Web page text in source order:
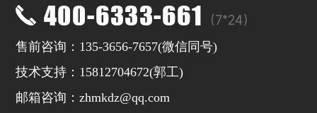
售前咨询：135-3656-7657(微信同号)
技术支持：15812704672(郭工)
邮箱咨询：zhmkdz@qq.com